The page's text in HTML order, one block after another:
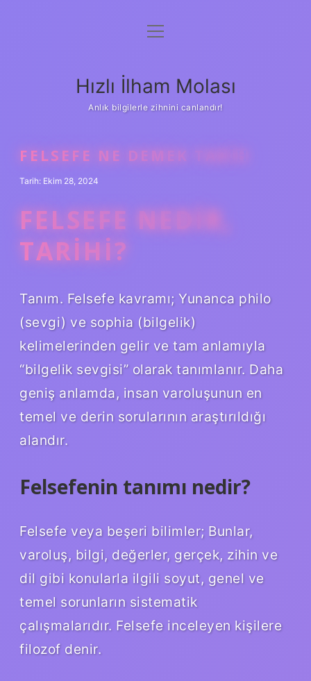
Anasayfa
Yasal Uyarı
menüyü
Hızlı İlham Molası
Anlık bilgilerle zihnini canlandır!
FELSEFE NE DEMEK TARIH
Tarih: Ekim 28, 2024
FELSEFE NEDIR,
TARIHI?
Tanım. Felsefe kavramı; Yunanca philo
(sevgi) ve sophia (bilgelik)
kelimelerinden gelir ve tam anlamıyla
“bilgelik sevgisi” olarak tanımlanır. Daha
geniş anlamda, insan varoluşunun en
temel ve derin sorularının araştırıldığı
alandır.
Felsefenin tanımı nedir?
Felsefe veya beşeri bilimler; Bunlar,
varoluş, bilgi, değerler, gerçek, zihin ve
dil gibi konularla ilgili soyut, genel ve
temel sorunların sistematik
çalışmalarıdır. Felsefe inceleyen kişilere
filozof denir.